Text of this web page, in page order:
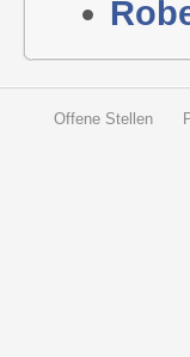
Offene Stellen